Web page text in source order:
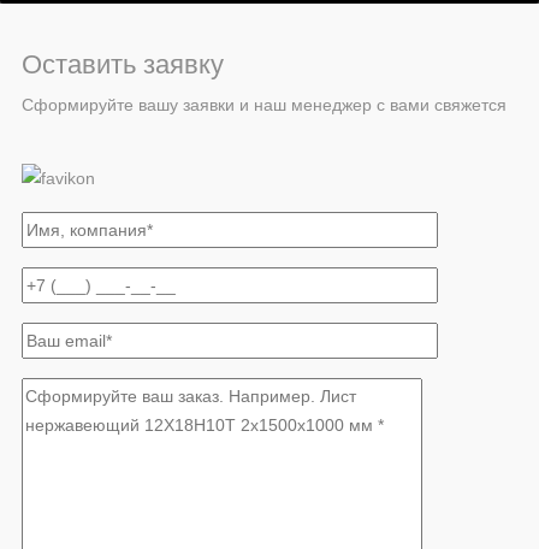
Оставить заявку
Сформируйте вашу заявки и наш менеджер с вами свяжется